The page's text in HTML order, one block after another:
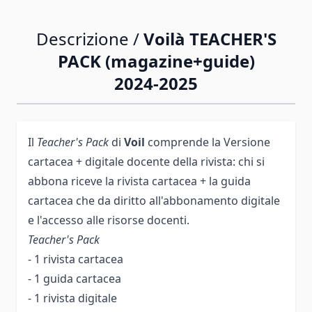
Descrizione /Voilà TEACHER'S
PACK (magazine+guide)
2024-2025
Il Teacher's Pack di Voil comprende la Versione
cartacea + digitale docente della rivista: chi si
abbona riceve la rivista cartacea + la guida
cartacea che da diritto all'abbonamento digitale
e l'accesso alle risorse docenti.
Teacher's Pack
- 1 rivista cartacea
- 1 guida cartacea
- 1 rivista digitale